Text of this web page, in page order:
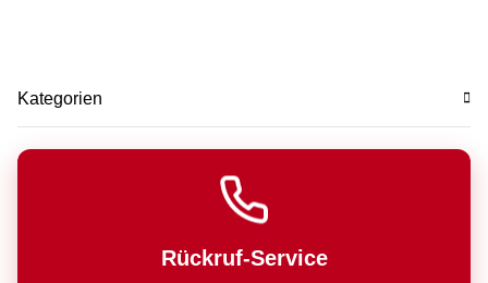
Kategorien
Rückruf-Service